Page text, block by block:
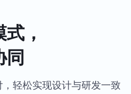
，
轻松实现设计与研发一致